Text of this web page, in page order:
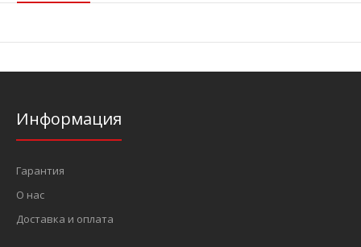
Информация
Гарантия
О нас
Доставка и оплата